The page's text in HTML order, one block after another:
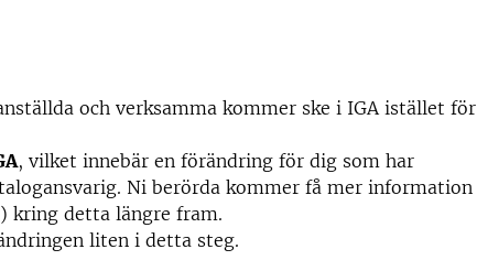
och verksamma kommer ske i IGA istället för
, vilket innebär en förändring för dig som har
Ni berörda kommer få mer information
kring detta längre fram.
liten i detta steg.